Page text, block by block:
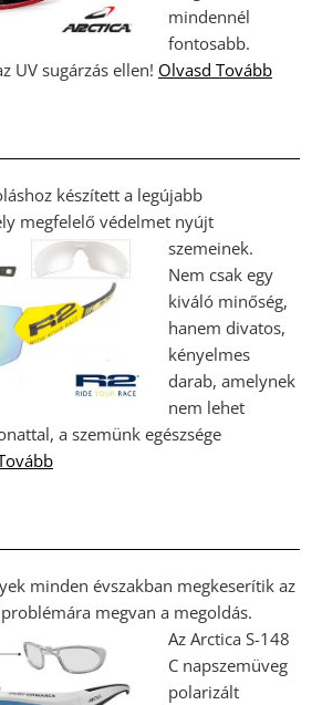
mindennél
fontosabb.
UV sugárzás ellen! Olvasd Tovább
készített a legújabb
megfelelő védelmet nyújt
szemeinek.
Nem csak egy
kiváló minőség,
hanem divatos,
kényelmes
darab, amelynek
nem lehet
a szemünk egészsége
minden évszakban megkeserítik az
megvan a megoldás.
Az Arctica S-148
C napszemüveg
polarizált